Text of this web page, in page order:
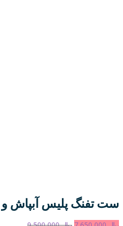
ست تفنگ پلیس آبپاش و